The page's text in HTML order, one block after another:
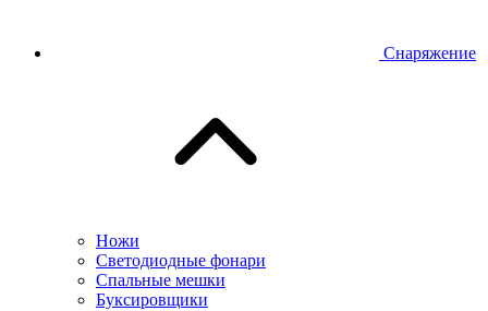
Снаряжение
Ножи
Светодиодные фонари
Спальные мешки
Буксировщики